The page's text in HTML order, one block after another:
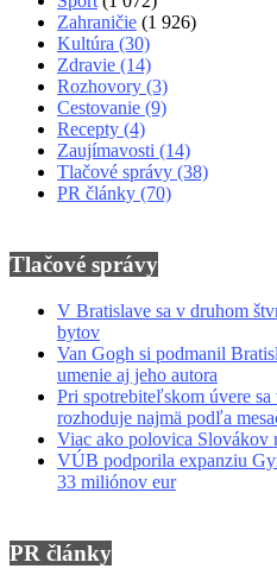
Zahraničie (1 926)
Kultúra (30)
Zdravie (14)
Rozhovory (3)
Cestovanie (9)
Recepty (4)
Zaujímavosti (14)
Tlačové správy (38)
PR články (70)
Tlačové správy
V Bratislave sa v druhom
bytov
Van Gogh si podmanil
umenie aj jeho autora
Pri spotrebiteľskom úvere
rozhoduje najmä podľa
Viac ako polovica Slovákov
VÚB podporila expanziu
33 miliónov eur
PR články